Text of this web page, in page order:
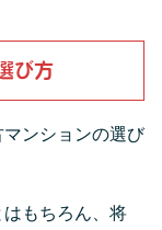
び方
ンションの選び
もちろん、将